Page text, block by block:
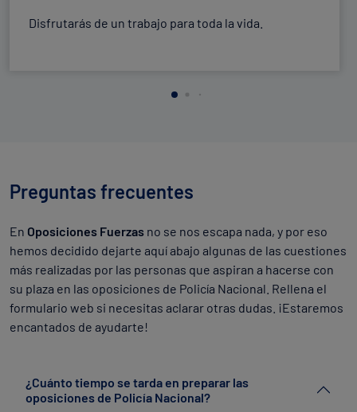
Disfrutarás de un trabajo para toda la vida.
Preguntas frecuentes
En Oposiciones Fuerzas no se nos escapa nada, y por eso
hemos decidido dejarte aquí abajo algunas de las cuestiones
más realizadas por las personas que aspiran a hacerse con
su plaza en las oposiciones de Policía Nacional. Rellena el
formulario web si necesitas aclarar otras dudas. ¡Estaremos
encantados de ayudarte!
¿Cuánto tiempo se tarda en preparar las
oposiciones de Policía Nacional?